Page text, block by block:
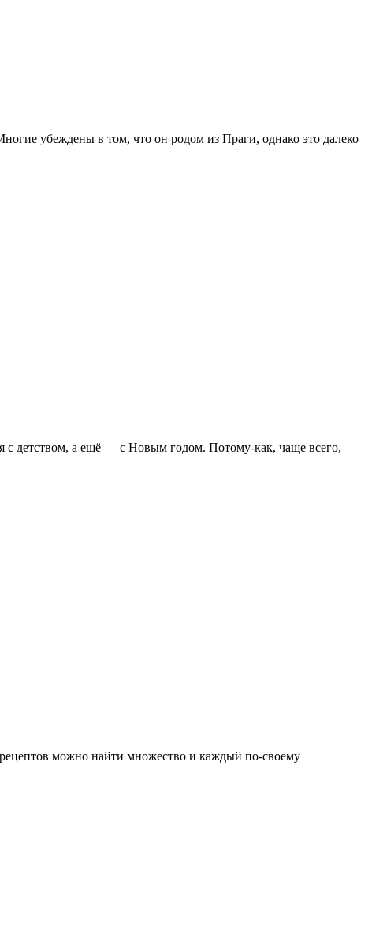
убеждены в том, что он родом из Праги, однако это далеко
с детством, а ещё — с Новым годом. Потому-как, чаще всего,
можно найти множество и каждый по-своему